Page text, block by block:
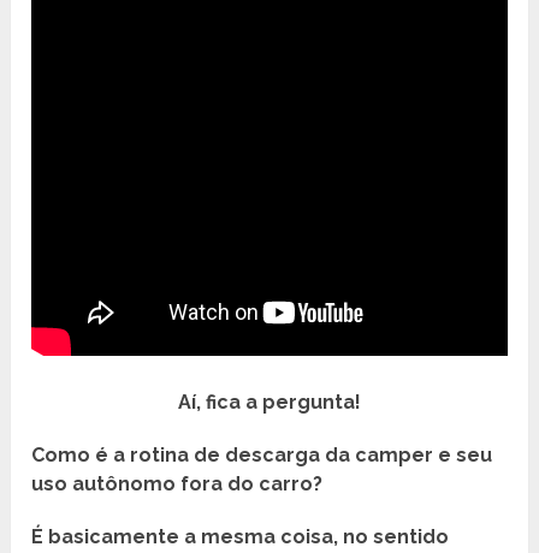
Aí, fica a pergunta!
Como é a rotina de descarga da camper e seu
uso autônomo fora do carro?
É basicamente a mesma coisa, no sentido